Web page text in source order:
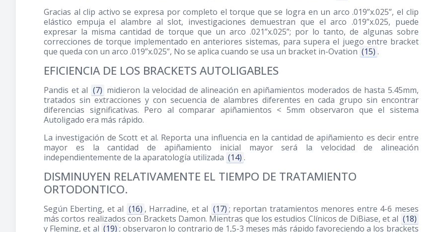
Gracias al clip activo se expresa por completo el torque que se logra en un arco .019”x.025”, el clip
elástico empuja el alambre al slot, investigaciones demuestran que el arco .019”x.025, puede
expresar la misma cantidad de torque que un arco .021”x.025”; por lo tanto, de algunas sobre
correcciones de torque implementado en anteriores sistemas, para supera el juego entre bracket
que queda con un arco .019”x.025”, No se aplica cuando se usa un bracket in-Ovation (15) .
EFICIENCIA DE LOS BRACKETS AUTOLIGABLES
Pandis et al (7) midieron la velocidad de alineación en apiñamientos moderados de hasta 5.45mm,
tratados sin extracciones y con secuencia de alambres diferentes en cada grupo sin encontrar
diferencias significativas. Pero al comparar apiñamientos < 5mm observaron que el sistema
Autoligado era más rápido.
La investigación de Scott et al. Reporta una influencia en la cantidad de apiñamiento es decir entre
mayor es la cantidad de apiñamiento inicial mayor será la velocidad de alineación
independientemente de la aparatología utilizada (14) .
DISMINUYEN RELATIVAMENTE EL TIEMPO DE TRATAMIENTO
ORTODONTICO.
Según Eberting, et al (16) , Harradine, et al (17) ; reportan tratamientos menores entre 4-6 meses
más cortos realizados con Brackets Damon. Mientras que los estudios Clínicos de DiBiase, et al (18)
y Fleming, et al (19) ; observaron lo contrario de 1,5-3 meses más rápido favoreciendo a los brackets